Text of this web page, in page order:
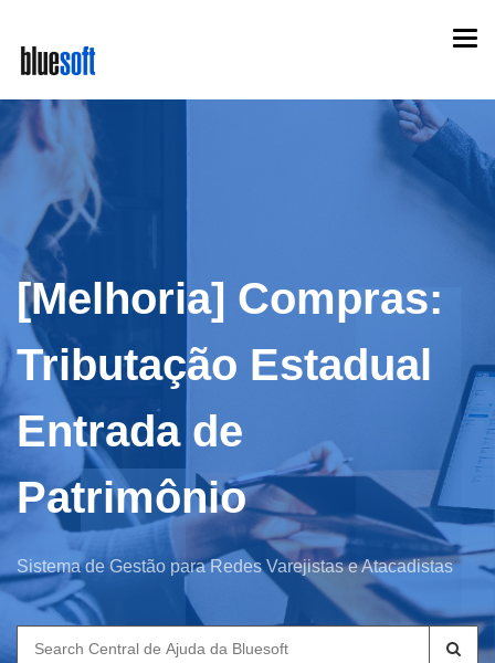
main
content
[Melhoria] Compras:
Tributação Estadual
Entrada de
Patrimônio
Sistema de Gestão para Redes Varejistas e Atacadistas
Search